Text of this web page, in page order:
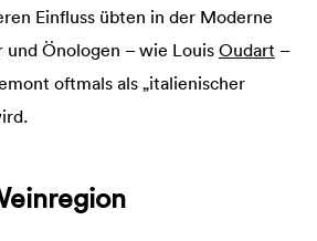
Einfluss übten in der Moderne
und Önologen – wie Louis Oudart –
oftmals als „italienischer